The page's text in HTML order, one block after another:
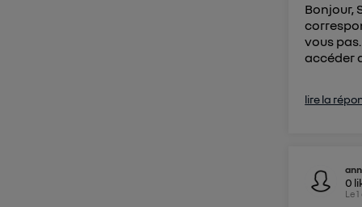
Bonjour,
vous
accéder
lire la
0
Le